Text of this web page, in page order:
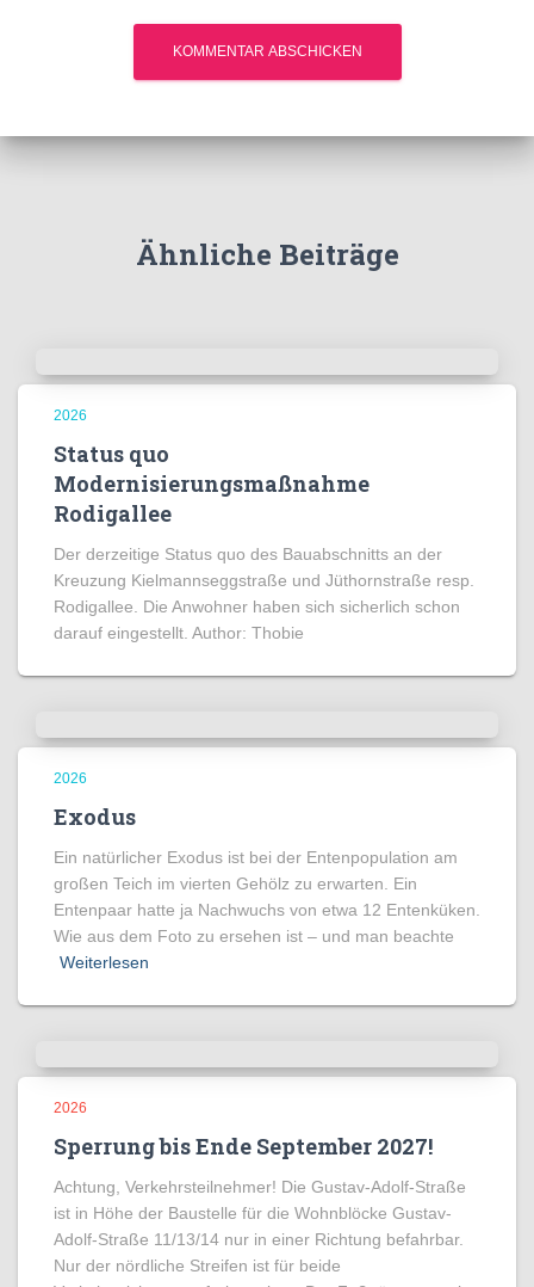
Ähnliche Beiträge
2026
Status quo
Modernisierungsmaßnahme
Rodigallee
Der derzeitige Status quo des Bauabschnitts an der
Kreuzung Kielmannseggstraße und Jüthornstraße resp.
Rodigallee. Die Anwohner haben sich sicherlich schon
darauf eingestellt. Author: Thobie
2026
Exodus
Ein natürlicher Exodus ist bei der Entenpopulation am
großen Teich im vierten Gehölz zu erwarten. Ein
Entenpaar hatte ja Nachwuchs von etwa 12 Entenküken.
Wie aus dem Foto zu ersehen ist – und man beachte
Weiterlesen
2026
Sperrung bis Ende September 2027!
Achtung, Verkehrsteilnehmer! Die Gustav-Adolf-Straße
ist in Höhe der Baustelle für die Wohnblöcke Gustav-
Adolf-Straße 11/13/14 nur in einer Richtung befahrbar.
Nur der nördliche Streifen ist für beide